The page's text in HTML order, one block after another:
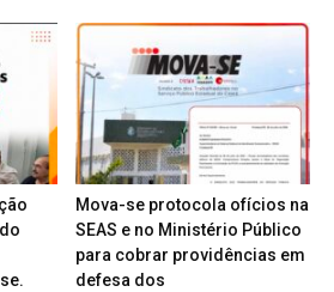
Mova-se protocola ofícios na
SEAS e no Ministério Público
para cobrar providências em
defesa dos